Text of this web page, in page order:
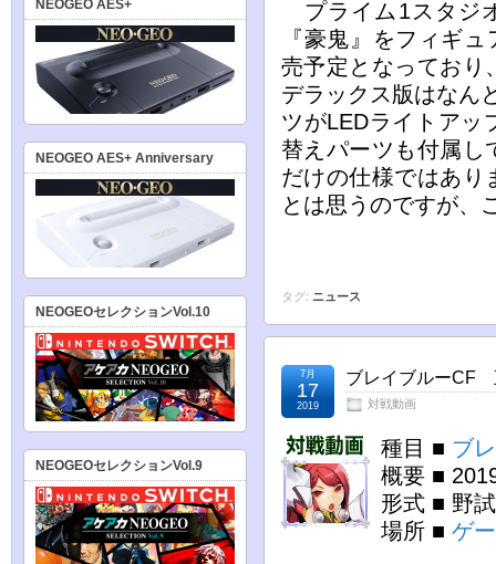
プライム1スタジ
『豪鬼』をフィギ
売予定となっており
デラックス版はなん
ツがLEDライトアッ
替えパーツも付属し
だけの仕様ではあり
とは思うのですが、
タグ: ニュース
ブレイブルーCF
対戦動画
7月
17
2019
種目 ■ ブ
概要 ■
形式 ■ 野
場所 ■ ゲ
NEOGEO AES+
NEOGEO AES+ Anniversary
NEOGEOセレクションVol.10
NEOGEOセレクションVol.9